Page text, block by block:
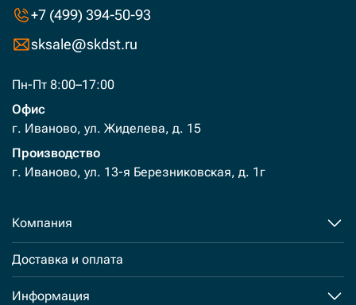
+7 (499) 394-50-93
sksale@skdst.ru
Пн-Пт 8:00–17:00
Офис
г. Иваново, ул. Жиделева, д. 15
Производство
г. Иваново, ул. 13-я Березниковская, д. 1г
Компания
Доставка и оплата
Информация